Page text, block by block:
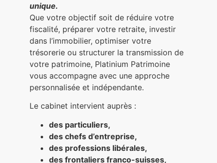
unique.
Que votre objectif soit de réduire votre
fiscalité, préparer votre retraite, investir
dans l’immobilier, optimiser votre
trésorerie ou structurer la transmission de
votre patrimoine, Platinium Patrimoine
vous accompagne avec une approche
personnalisée et indépendante.
Le cabinet intervient auprès :
des particuliers,
des chefs d’entreprise,
des professions libérales,
des frontaliers franco-suisses,